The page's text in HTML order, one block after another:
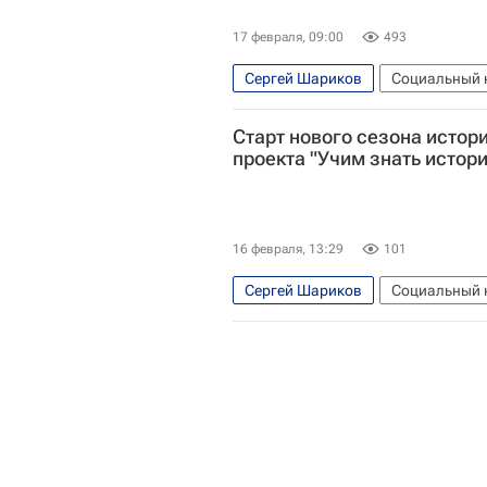
17 февраля, 09:00 493
Сергей Шариков Социальный
Владивосток
Калининград
история
Великая
Старт нового сезона
проекта "Учим знать
16 февраля, 13:29 101
Сергей Шариков Социальный
Московская область